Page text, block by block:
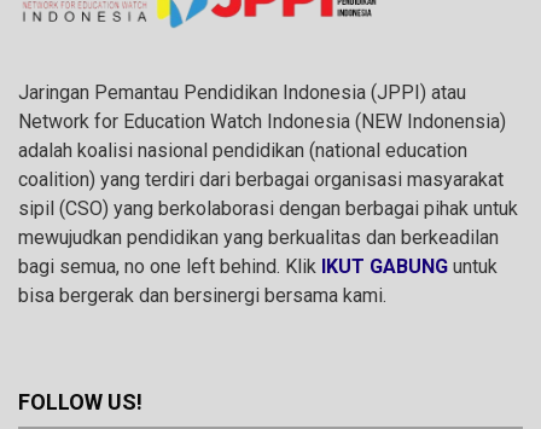
Jaringan Pemantau Pendidikan Indonesia (JPPI) atau
Network for Education Watch Indonesia (NEW Indonensia)
adalah koalisi nasional pendidikan (national education
coalition) yang terdiri dari berbagai organisasi masyarakat
sipil (CSO) yang berkolaborasi dengan berbagai pihak untuk
mewujudkan pendidikan yang berkualitas dan berkeadilan
bagi semua, no one left behind. Klik IKUT GABUNG untuk
bisa bergerak dan bersinergi bersama kami.
FOLLOW US!